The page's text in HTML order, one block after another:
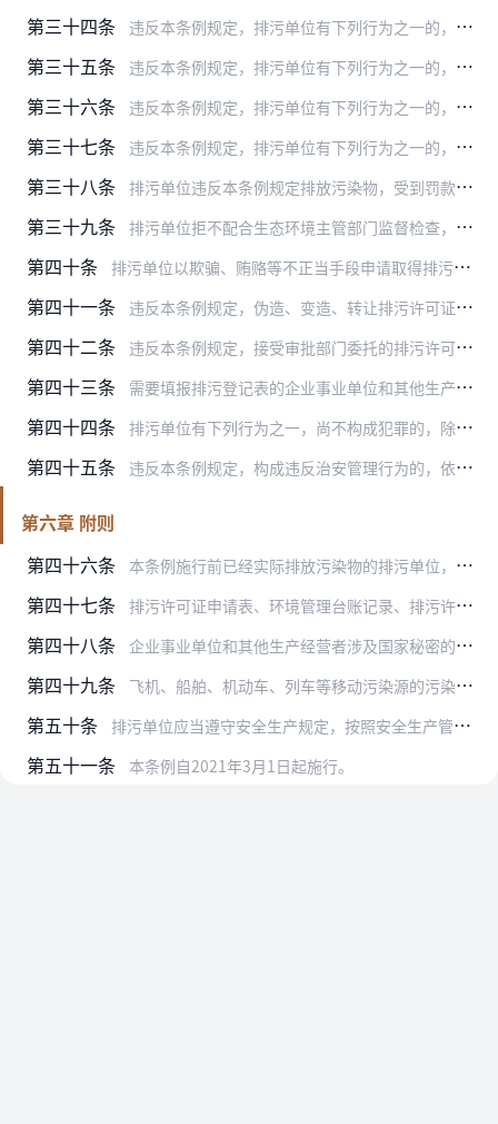
第三十四条 违反本条例规定，排污单位有下列行为之一的，由生态环境主管部门责令改正或者限制生产、停产整治，处20万元以上100万元以下的罚款；情节严重的，吊销排污许可证，报经…
第三十五条 违反本条例规定，排污单位有下列行为之一的，由生态环境主管部门责令改正，处5万元以上20万元以下的罚款；情节严重的，处20万元以上100万元以下的罚款，责令限制生…
第三十六条 违反本条例规定，排污单位有下列行为之一的，由生态环境主管部门责令改正，处2万元以上20万元以下的罚款；拒不改正的，责令停产整治：
第三十七条 违反本条例规定，排污单位有下列行为之一的，由生态环境主管部门责令改正，处每次5千元以上2万元以下的罚款；法律另有规定的，从其规定：
第三十八条 排污单位违反本条例规定排放污染物，受到罚款处罚，被责令改正的，生态环境主管部门应当组织复查，发现其继续实施该违法行为或者拒绝、阻挠复查的，依照《中华人民共和国环…
第三十九条 排污单位拒不配合生态环境主管部门监督检查，或者在接受监督检查时弄虚作假的，由生态环境主管部门责令改正，处2万元以上20万元以下的罚款。
第四十条 排污单位以欺骗、贿赂等不正当手段申请取得排污许可证的，由审批部门依法撤销其排污许可证，处20万元以上50万元以下的罚款，3年内不得再次申请排污许可证。
第四十一条 违反本条例规定，伪造、变造、转让排污许可证的，由生态环境主管部门没收相关证件或者吊销排污许可证，处10万元以上30万元以下的罚款，3年内不得再次申请排污许可证。
第四十二条 违反本条例规定，接受审批部门委托的排污许可技术机构弄虚作假的，由审批部门解除委托关系，将相关信息记入其信用记录，在全国排污许可证管理信息平台上公布，同时纳入国家…
第四十三条 需要填报排污登记表的企业事业单位和其他生产经营者，未依照本条例规定填报排污信息的，由生态环境主管部门责令改正，可以处5万元以下的罚款。
第四十四条 排污单位有下列行为之一，尚不构成犯罪的，除依照本条例规定予以处罚外，对其直接负责的主管人员和其他直接责任人员，依照《中华人民共和国环境保护法》的规定处以拘留：
第四十五条 违反本条例规定，构成违反治安管理行为的，依法给予治安管理处罚；构成犯罪的，依法追究刑事责任。
第六章 附则
第四十六条
本条例施行前已经实际排放污染物的排污单位，不符合本条例规定条件的，应当在国务院生态环境主管部门规定的期限内进行整改，达到本条例规定的条件并申请取得排污许可证；逾…
第四十七条 排污许可证申请表、环境管理台账记录、排污许可证执行报告等文件的格式和内容要求，以及排污许可证申请与核发技术规范等，由国务院生态环境主管部门制定。
第四十八条 企业事业单位和其他生产经营者涉及国家秘密的，其排污许可、监督管理等应当遵守保密法律法规的规定。
第四十九条 飞机、船舶、机动车、列车等移动污染源的污染物排放管理，依照相关法律法规的规定执行。
第五十条 排污单位应当遵守安全生产规定，按照安全生产管理要求运行和维护污染防治设施，建立安全生产管理制度。
第五十一条 本条例自2021年3月1日起施行。